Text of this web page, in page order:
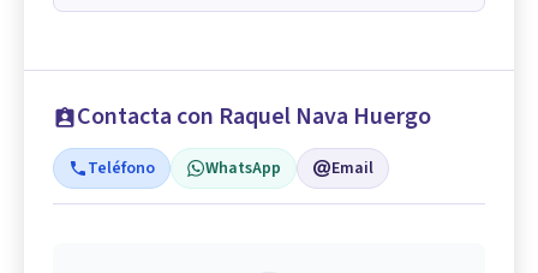
Contacta con Raquel Nava Huergo
Teléfono WhatsApp Email